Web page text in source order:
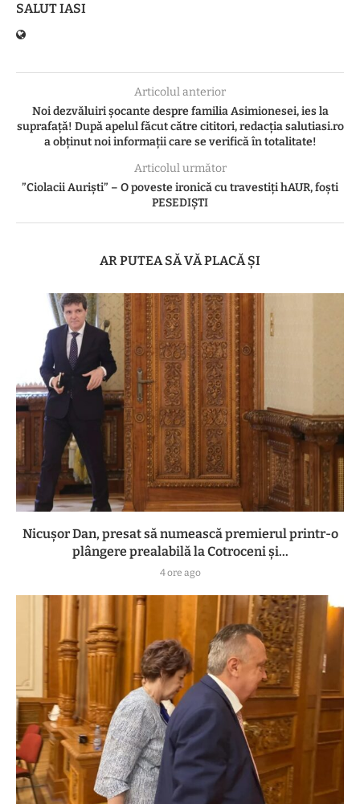
SALUT IASI
Articolul anterior
Noi dezvăluiri șocante despre familia Asimionesei, ies la
suprafață! După apelul făcut către cititori, redacția salutiasi.ro
a obținut noi informații care se verifică în totalitate!
Articolul următor
”Ciolacii Auriști” – O poveste ironică cu travestiți hAUR, foști
PESEDIȘTI
AR PUTEA SĂ VĂ PLACĂ ȘI
Nicușor Dan, presat să numească premierul printr-o
plângere prealabilă la Cotroceni și...
4 ore ago